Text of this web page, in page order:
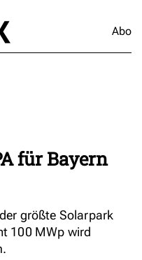
Abo
für Bayern
größte Solarpark
100 MWp wird